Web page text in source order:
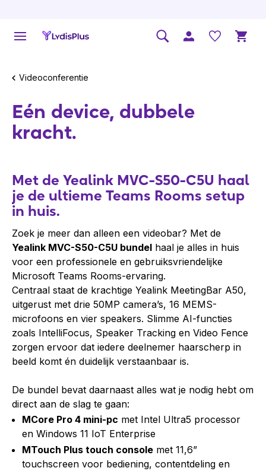
Videoconferentie
Eén device, dubbele
kracht.
Met de Yealink MVC-S50-C5U haal
je de ultieme Teams Rooms setup
in huis.
Zoek je meer dan alleen een videobar? Met de
Yealink MVC-S50-C5U bundel haal je alles in huis
voor een professionele en gebruiksvriendelijke
Microsoft Teams Rooms-ervaring.
Centraal staat de krachtige Yealink MeetingBar A50,
uitgerust met drie 50MP camera’s, 16 MEMS-
microfoons en vier speakers. Slimme AI-functies
zoals IntelliFocus, Speaker Tracking en Video Fence
zorgen ervoor dat iedere deelnemer haarscherp in
beeld komt én duidelijk verstaanbaar is.
De bundel bevat daarnaast alles wat je nodig hebt om
direct aan de slag te gaan:
MCore Pro 4 mini-pc met Intel Ultra5 processor
en Windows 11 IoT Enterprise
MTouch Plus touch console met 11,6”
touchscreen voor bediening, contentdeling en